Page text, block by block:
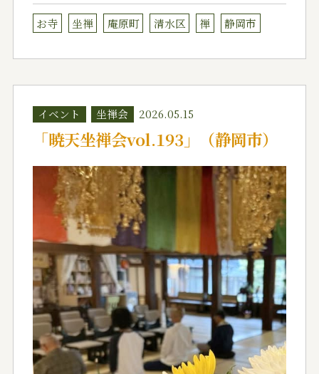
お寺 坐禅 庵原町 清水区 禅 静岡市
イベント 坐禅会 2026.05.15
「暁天坐禅会vol.193」（静岡市）